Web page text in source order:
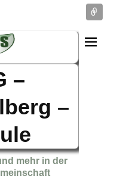
–
–
mehr in der